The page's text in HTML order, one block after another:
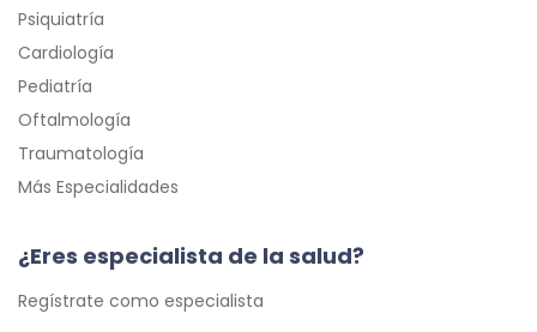
Psiquiatría
Cardiología
Pediatría
Oftalmología
Traumatología
Más Especialidades
¿Eres especialista de la salud?
Regístrate como especialista